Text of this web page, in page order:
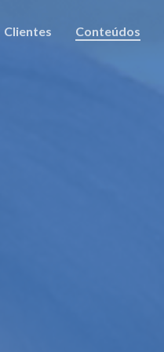
Clientes Conteúdos